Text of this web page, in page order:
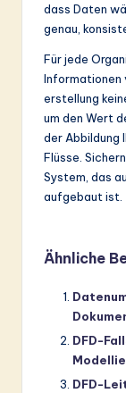
dass Daten
genau,
Für jede
Informationen
erstellung
um den Wert
der Abbildung
Flüsse.
System, das
aufgebaut ist.
Ähnliche
DFD-
DFD-